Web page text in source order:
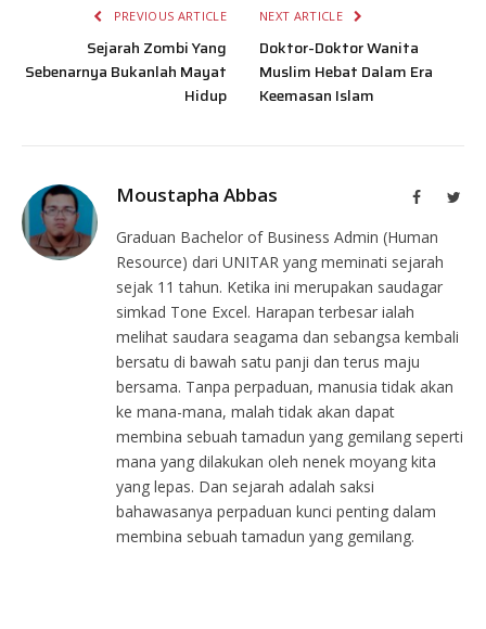
PREVIOUS ARTICLE
Sejarah Zombi Yang
Sebenarnya Bukanlah Mayat
Hidup
NEXT ARTICLE
Doktor-Doktor Wanita
Muslim Hebat Dalam Era
Keemasan Islam
Moustapha Abbas Facebook
Graduan Bachelor of Business Admin (Human
Resource) dari UNITAR yang meminati sejarah
sejak 11 tahun. Ketika ini merupakan saudagar
simkad Tone Excel. Harapan terbesar ialah
melihat saudara seagama dan sebangsa kembali
bersatu di bawah satu panji dan terus maju
bersama. Tanpa perpaduan, manusia tidak akan
ke mana-mana, malah tidak akan dapat
membina sebuah tamadun yang gemilang seperti
mana yang dilakukan oleh nenek moyang kita
yang lepas. Dan sejarah adalah saksi
bahawasanya perpaduan kunci penting dalam
membina sebuah tamadun yang gemilang.